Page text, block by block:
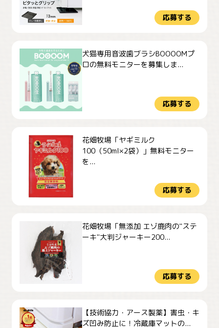
応募する
犬猫専用音波歯ブラシBOOOOMプ
ロの無料モニターを募集しま...
応募する
花畑牧場「ヤギミルク
100（50ml×2袋）」無料モニター
を...
応募する
花畑牧場「無添加 エゾ鹿肉の"ステ
ーキ"大判ジャーキー200...
応募する
【技術協力・アース製薬】害虫・キ
ズ凹み防止に！冷蔵庫マットの...